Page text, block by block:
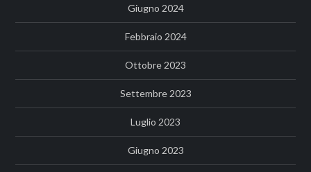
Giugno 2024
Febbraio 2024
Ottobre 2023
Settembre 2023
Luglio 2023
Giugno 2023